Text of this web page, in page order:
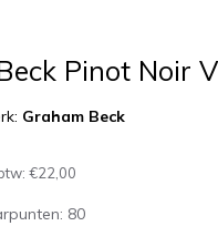
Pinot Noir
Graham Beck
€22,00
80